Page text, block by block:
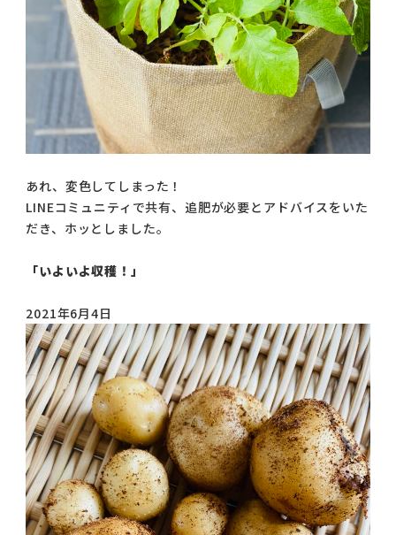
あれ、変色してしまった！
LINEコミュニティで共有、追肥が必要とアドバイスをいた
だき、ホッとしました。
「いよいよ収穫！」
2021年6月4日